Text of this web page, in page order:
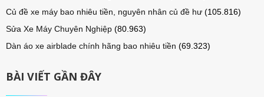
Củ đề xe máy bao nhiêu tiền, nguyên nhân củ đề hư (105.816)
Sửa Xe Máy Chuyên Nghiệp (80.963)
Dàn áo xe airblade chính hãng bao nhiêu tiền (69.323)
BÀI VIẾT GẦN ĐÂY